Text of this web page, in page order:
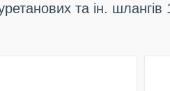
та ін.